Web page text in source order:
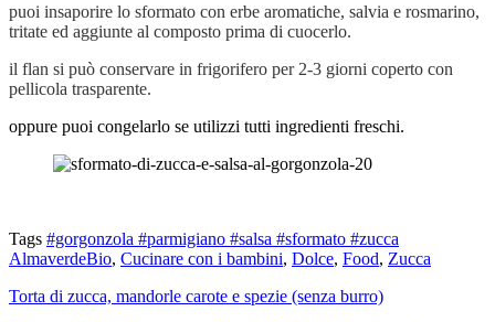
puoi insaporire lo sformato con erbe aromatiche, salvia e rosmarino,
tritate ed aggiunte al composto prima di cuocerlo.
il flan si può conservare in frigorifero per 2-3 giorni coperto con
pellicola trasparente.
oppure puoi congelarlo se utilizzi tutti ingredienti freschi.
Tags #gorgonzola #parmigiano #salsa #sformato #zucca
AlmaverdeBio, Cucinare con i bambini, Dolce, Food, Zucca
Torta di zucca, mandorle carote e spezie (senza burro)